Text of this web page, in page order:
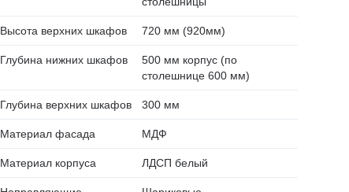
Высота верхних шкафов 720 мм (920мм)
Глубина нижних шкафов
500 мм корпус (по
столешнице 600 мм)
Глубина верхних шкафов 300 мм
Материал фасада МДФ
Материал корпуса ЛДСП белый